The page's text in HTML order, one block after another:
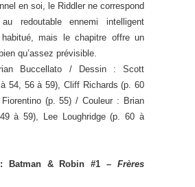
en soi, le Riddler ne correspond
redoutable ennemi intelligent
mais le chapitre offre un
qu’assez prévisible.
Buccellato / Dessin : Scott
54, 56 à 59), Cliff Richards (p. 60
(p. 55) / Couleur : Brian
à 59), Lee Loughridge (p. 60 à
Batman & Robin #1 – Frères